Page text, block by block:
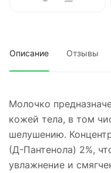
Описание Отзывы
Молочко
кожей тела, в том
шелушению.
(Д-Пантенола) 2%,
увлажнение и